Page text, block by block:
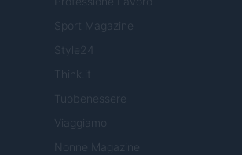
Sport Magazine
Style24
Think.it
Tuobenessere
Viaggiamo
Nonne Magazine